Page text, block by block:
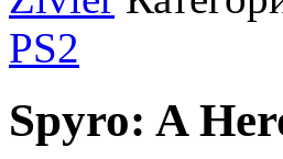
PS2
Spyro: A